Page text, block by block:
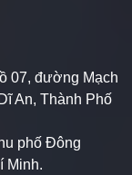
07, đường Mạch
An, Thành Phố
phố Đông